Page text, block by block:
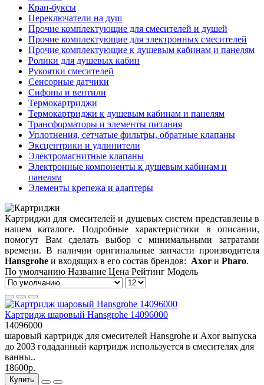
Кран-буксы
Переключатели на душ
Прочие комплектующие для смесителей и душей
Прочие комплектующие для электронных смесителей
Прочие комплектующие к душевым кабинам и панелям
Ролики для душевых кабин
Рукоятки смесителей
Сенсорные датчики
Сифоны и вентили
Термокартриджи
Термокартриджи к душевым кабинам и панелям
Трансформаторы и элементы питания
Уплотнения, сетчатые фильтры, обратные клапаны
Эксцентрики и удлинители
Электромагнитные клапаны
Электронные компоненты к душевым кабинам и
панелям
Элементы крепежа и адаптеры
Картриджи для смесителей и душевых систем представлены в
нашем каталоге. Подробные характеристики в описании,
помогут Вам сделать выбор с минимальными затратами
времени. В наличии оригинальные запчасти производителя
Hansgrohe и входящих в его состав брендов: Axor и Pharo.
По умолчанию Название Цена Рейтинг Модель
Картридж шаровый Hansgrohe 14096000
14096000
шаровый картридж для смесителей Hansgrohe и Axor выпуска
до 2003 годаданный картридж используется в смесителях для
ванны..
18600р.
Купить